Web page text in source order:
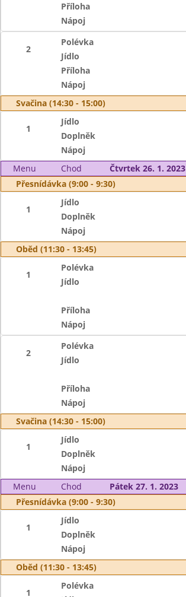
Příloha
Nápoj
2
Polévka
Jídlo
Příloha
Nápoj
Svačina (14:30 - 15:00)
1
Jídlo
Doplněk
Nápoj
Menu
Chod
Čtvrtek 26. 1. 2023
Přesnídávka (9:00 - 9:30)
1
Jídlo
Doplněk
Nápoj
Oběd (11:30 - 13:45)
1
Polévka
Jídlo
Příloha
Nápoj
2
Polévka
Jídlo
Příloha
Nápoj
Svačina (14:30 - 15:00)
1
Jídlo
Doplněk
Nápoj
Menu
Chod
Pátek 27. 1. 2023
Přesnídávka (9:00 - 9:30)
1
Jídlo
Doplněk
Nápoj
Oběd (11:30 - 13:45)
1
Polévka